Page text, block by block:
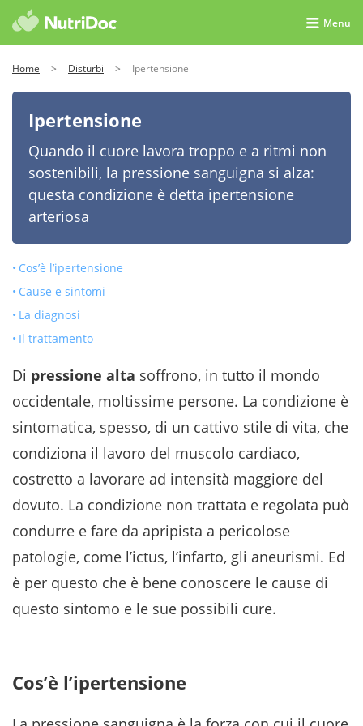
Menu
Home > Disturbi > Ipertensione
Ipertensione
Quando il cuore lavora troppo e a ritmi non
sostenibili, la pressione sanguigna si alza:
questa condizione è detta ipertensione
arteriosa
Cos’è l’ipertensione
Cause e sintomi
La diagnosi
Il trattamento
Di pressione alta soffrono, in tutto il mondo
occidentale, moltissime persone. La condizione è
sintomatica, spesso, di un cattivo stile di vita, che
condiziona il lavoro del muscolo cardiaco,
costretto a lavorare ad intensità maggiore del
dovuto. La condizione non trattata e regolata può
condurre e fare da apripista a pericolose
patologie, come l’ictus, l’infarto, gli aneurismi. Ed
è per questo che è bene conoscere le cause di
questo sintomo e le sue possibili cure.
Cos’è l’ipertensione